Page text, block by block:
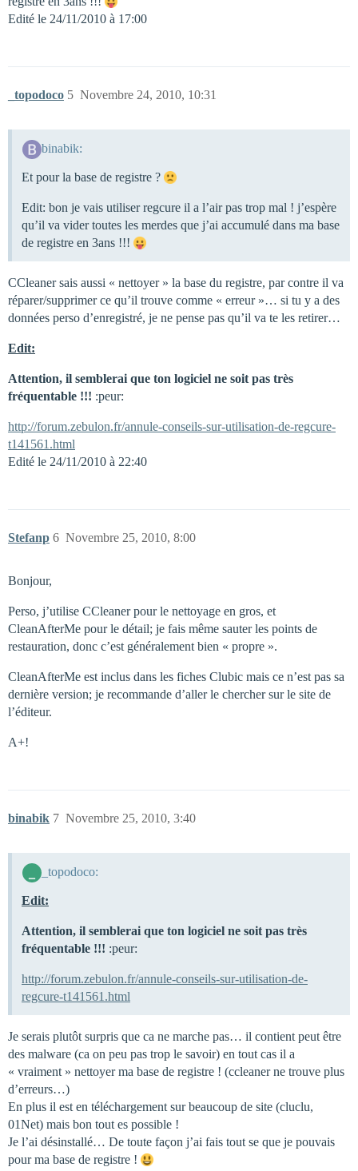
Edité le 24/11/2010 à 17:00
_topodoco Novembre 24, 2010, 10:31
5
binabik:
Et pour la base de registre ?
Edit: bon je vais utiliser regcure il a l’air pas trop mal ! j’espère
qu’il va vider toutes les merdes que j’ai accumulé dans ma base
de registre en 3ans !!!
CCleaner sais aussi « nettoyer » la base du registre, par contre il va
réparer/supprimer ce qu’il trouve comme « erreur »… si tu y a des
données perso d’enregistré, je ne pense pas qu’il va te les retirer…
Edit:
Attention, il semblerai que ton logiciel ne soit pas très
fréquentable !!! :peur:
http://forum.zebulon.fr/annule-conseils-sur-utilisation-de-regcure-
t141561.html
Edité le 24/11/2010 à 22:40
Stefanp Novembre 25, 2010, 8:00
6
Bonjour,
Perso, j’utilise CCleaner pour le nettoyage en gros, et
CleanAfterMe pour le détail; je fais même sauter les points de
restauration, donc c’est généralement bien « propre ».
CleanAfterMe est inclus dans les fiches Clubic mais ce n’est pas sa
dernière version; je recommande d’aller le chercher sur le site de
l’éditeur.
A+!
binabik Novembre 25, 2010, 3:40
7
_topodoco:
Edit:
Attention, il semblerai que ton logiciel ne soit pas très
fréquentable !!! :peur:
http://forum.zebulon.fr/annule-conseils-sur-utilisation-de-
regcure-t141561.html
Je serais plutôt surpris que ca ne marche pas… il contient peut être
des malware (ca on peu pas trop le savoir) en tout cas il a
« vraiment » nettoyer ma base de registre ! (ccleaner ne trouve plus
d’erreurs…)
En plus il est en téléchargement sur beaucoup de site (cluclu,
01Net) mais bon tout es possible !
Je l’ai désinstallé… De toute façon j’ai fais tout se que je pouvais
pour ma base de registre !